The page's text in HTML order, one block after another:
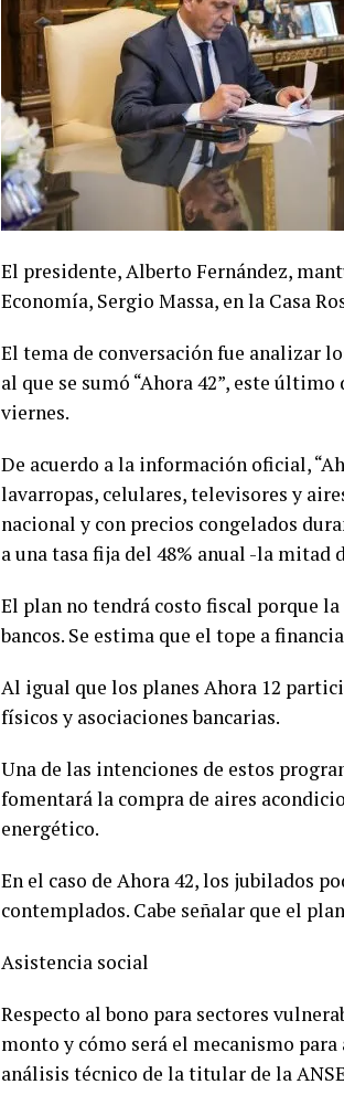
El presidente, Alberto Fernández,
Economía, Sergio Massa, en la Casa
El tema de conversación fue analizar
al que se sumó “Ahora 42”, este
viernes.
De acuerdo a la información oficial,
lavarropas, celulares, televisores y
nacional y con precios congelados
a una tasa fija del 48% anual -la mitad
El plan no tendrá costo fiscal porque
bancos. Se estima que el tope a
Al igual que los planes Ahora 12
físicos y asociaciones bancarias.
Una de las intenciones de estos
fomentará la compra de aires
energético.
En el caso de Ahora 42, los jubilados
contemplados. Cabe señalar que el
Asistencia social
Respecto al bono para sectores
monto y cómo será el mecanismo para
análisis técnico de la titular de la